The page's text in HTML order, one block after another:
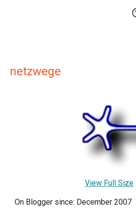
netzwege
View Full Size
On Blogger since: December 2007